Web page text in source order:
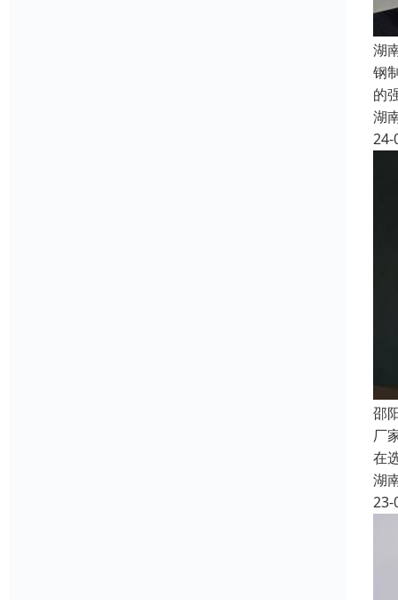
湖
钢
的
湖
24-
邵
厂
在
湖
23-